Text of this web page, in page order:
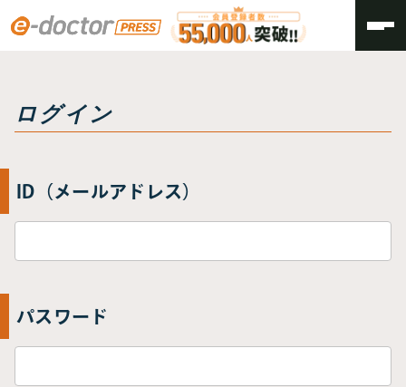
トップ
ログイン
ID（メールアドレス）
パスワード